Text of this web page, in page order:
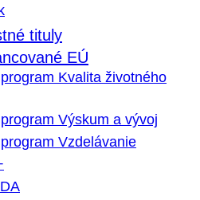
tituly
EÚ
Kvalita životného
Výskum a vývoj
Vzdelávanie